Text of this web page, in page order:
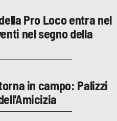
Pro Loco entra nel
nel segno della
in campo: Palizzi